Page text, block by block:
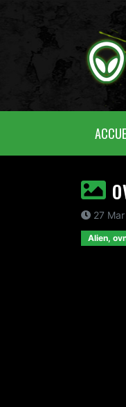
27
Alien,